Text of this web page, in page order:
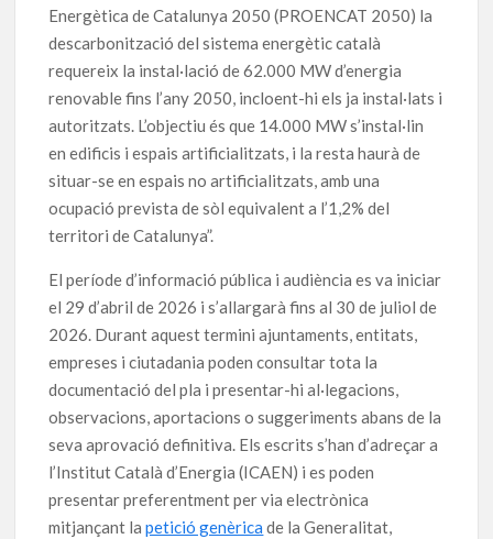
Energètica de Catalunya 2050 (PROENCAT 2050) la
descarbonització del sistema energètic català
requereix la instal·lació de 62.000 MW d’energia
renovable fins l’any 2050, incloent-hi els ja instal·lats i
autoritzats. L’objectiu és que 14.000 MW s’instal·lin
en edificis i espais artificialitzats, i la resta haurà de
situar-se en espais no artificialitzats, amb una
ocupació prevista de sòl equivalent a l’1,2% del
territori de Catalunya”.
El període d’informació pública i audiència es va iniciar
el 29 d’abril de 2026 i s’allargarà fins al 30 de juliol de
2026. Durant aquest termini ajuntaments, entitats,
empreses i ciutadania poden consultar tota la
documentació del pla i presentar-hi al·legacions,
observacions, aportacions o suggeriments abans de la
seva aprovació definitiva. Els escrits s’han d’adreçar a
l’Institut Català d’Energia (ICAEN) i es poden
presentar preferentment per via electrònica
mitjançant lapetició genèrica de la Generalitat,